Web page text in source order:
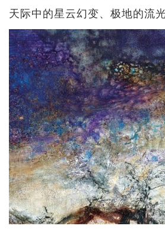
天际中的星云幻变、极地的流光